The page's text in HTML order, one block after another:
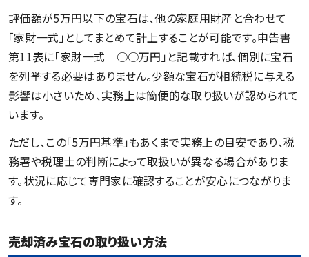
評価額が5万円以下の宝石は、他の家庭用財産と合わせて
「家財一式」としてまとめて計上することが可能です。申告書
第11表に「家財一式 ○○万円」と記載すれば、個別に宝石
を列挙する必要はありません。少額な宝石が相続税に与える
影響は小さいため、実務上は簡便的な取り扱いが認められて
います。
ただし、この「5万円基準」もあくまで実務上の目安であり、税
務署や税理士の判断によって取扱いが異なる場合がありま
す。状況に応じて専門家に確認することが安心につながりま
す。
売却済み宝石の取り扱い方法